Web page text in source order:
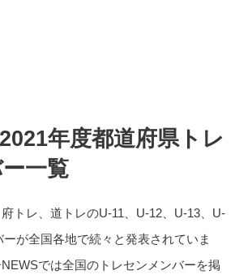
2021年度都道府県トレ
一覧
トレ、道トレのU-11、U-12、U-13、U-
が全国各地で続々と発表されていま
では全国のトレセンメンバーを掲